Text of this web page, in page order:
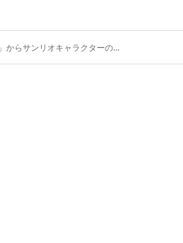
場。かわいいのに利便性も最強のアイテムです。